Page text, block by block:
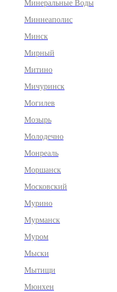
Минеральные Воды
Миннеаполис
Минск
Мирный
Митино
Мичуринск
Могилев
Мозырь
Молодечно
Монреаль
Моршанск
Московский
Мурино
Мурманск
Муром
Мыски
Мытищи
Мюнхен